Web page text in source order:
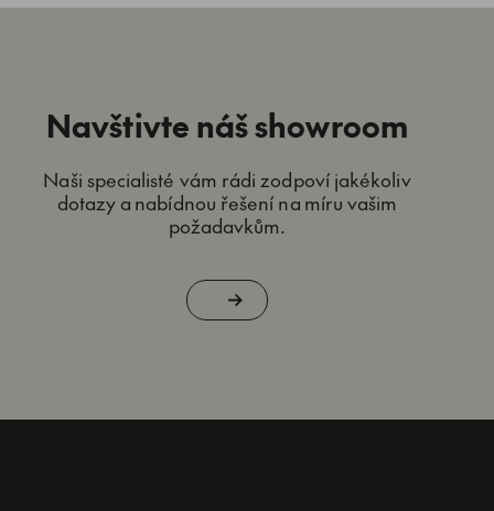
Navštivte náš showroom
Naši specialisté vám rádi zodpoví jakékoliv
dotazy a nabídnou řešení na míru vašim
požadavkům.